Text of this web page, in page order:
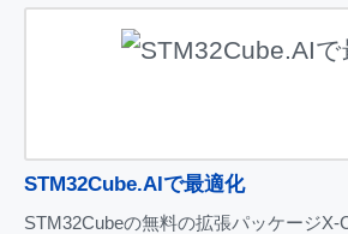
STM32Cube.AIで最適化
STM32Cubeの無料の拡張パッケージX-